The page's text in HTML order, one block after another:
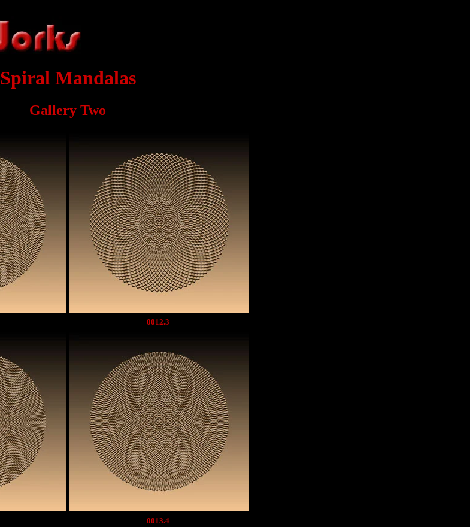
Spiral Mandalas
Gallery Two
0012.3
0013.4